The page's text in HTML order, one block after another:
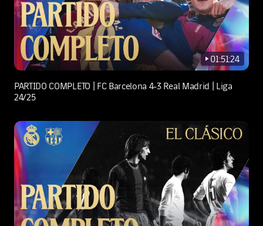
play-new
01:51:24
PARTIDO COMPLETO | FC Barcelona 4-3 Real Madrid | Liga
24/25